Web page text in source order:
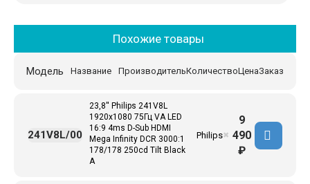
Похожие товары
Название Производитель
Модель КоличествоЦенаЗаказ
23,8'' Philips 241V8L
1920x1080 75Гц VA LED
16:9 4ms D-Sub HDMI
Mega Infinity DCR 3000:1
178/178 250cd Tilt Black
A
Philips
241V8L/00 ✖
9
490
₽